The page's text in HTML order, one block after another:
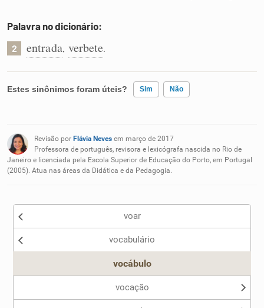
Caça-palavras
Dicionário
Sinônimos
Palavra no dicionário:
2 entrada, verbete.
Estes sinônimos foram úteis? Sim Não
Nenhum dos sinônimos apresentados me ajudou
Outro
Revisão por Flávia Neves em março de 2017
Professora de português, revisora e lexicógrafa nascida no Rio de
Janeiro e licenciada pela Escola Superior de Educação do Porto, em Portugal
(2005). Atua nas áreas da Didática e da Pedagogia.
voar
vocabulário
vocábulo
vocação